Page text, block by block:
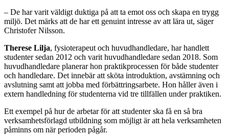
– De har varit väldigt duktiga på att ta emot oss och skapa en trygg
miljö. Det märks att de har ett genuint intresse av att lära ut, säger
Christofer Nilsson.
Therese Lilja, fysioterapeut och huvudhandledare, har handlett
studenter sedan 2012 och varit huvudhandledare sedan 2018. Som
huvudhandledare planerar hon praktikprocessen för både studenter
och handledare. Det innebär att sköta introduktion, avstämning och
avslutning samt att jobba med förbättringsarbete. Hon håller även i
extern handledning för studenterna vid tre tillfällen under praktiken.
Ett exempel på hur de arbetar för att studenter ska få en så bra
verksamhetsförlagd utbildning som möjligt är att hela verksamheten
påminns om när perioden pågår.